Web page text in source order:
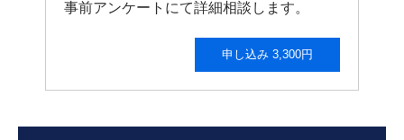
事前アンケートにて詳細相談します。
申し込み 3,300円